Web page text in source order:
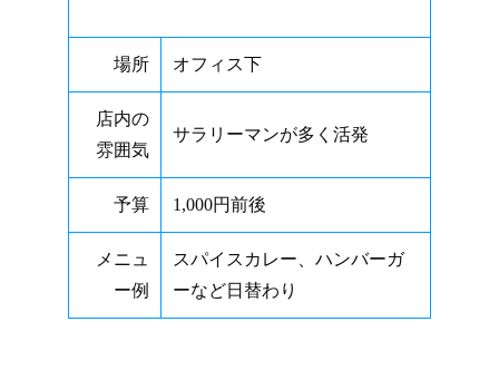
場所 オフィス下
店内の
雰囲気
サラリーマンが多く活発
予算 1,000円前後
メニュ
ー例
スパイスカレー、ハンバーガ
ーなど日替わり